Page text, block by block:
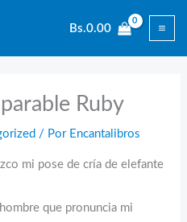
Bs.0.00
Ruby
/ Por Encantalibros
mi pose de cría de elefante
que pronuncia mi